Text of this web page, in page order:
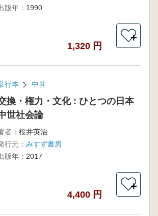
版年： 1990
1,320 円
＋
行本 中世
換・権力・文化 : ひとつの日本
世社会論
者： 桜井英治
行元： みすず書房
版年： 2017
4,400 円
＋